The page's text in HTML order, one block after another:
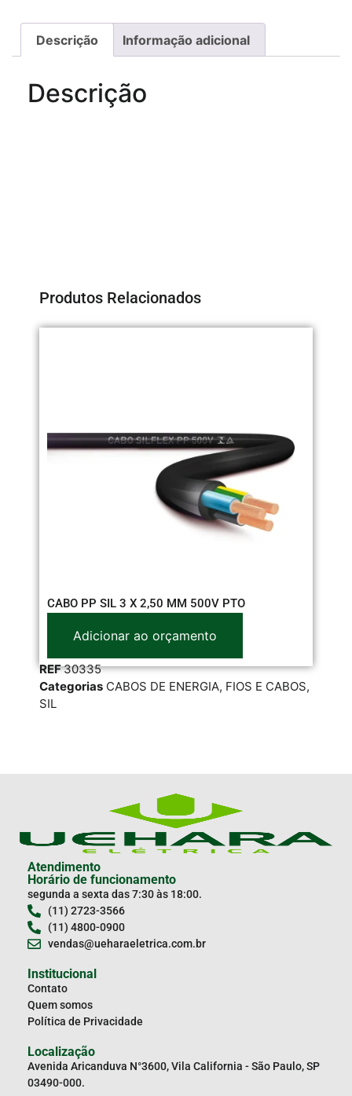
Descrição Informação adicional
Descrição
Produtos Relacionados
CABO PP SIL 3 X 2,50 MM 500V PTO
Adicionar ao orçamento
REF30335
Categorias CABOS DE ENERGIA, FIOS E CABOS,
SIL
Atendimento
Horário de funcionamento
segunda a sexta das 7:30 às 18:00.
(11) 2723-3566
(11) 4800-0900
vendas@ueharaeletrica.com.br
Institucional
Contato
Quem somos
Política de Privacidade
Localização
Avenida Aricanduva N°3600, Vila California - São Paulo, SP
03490-000.